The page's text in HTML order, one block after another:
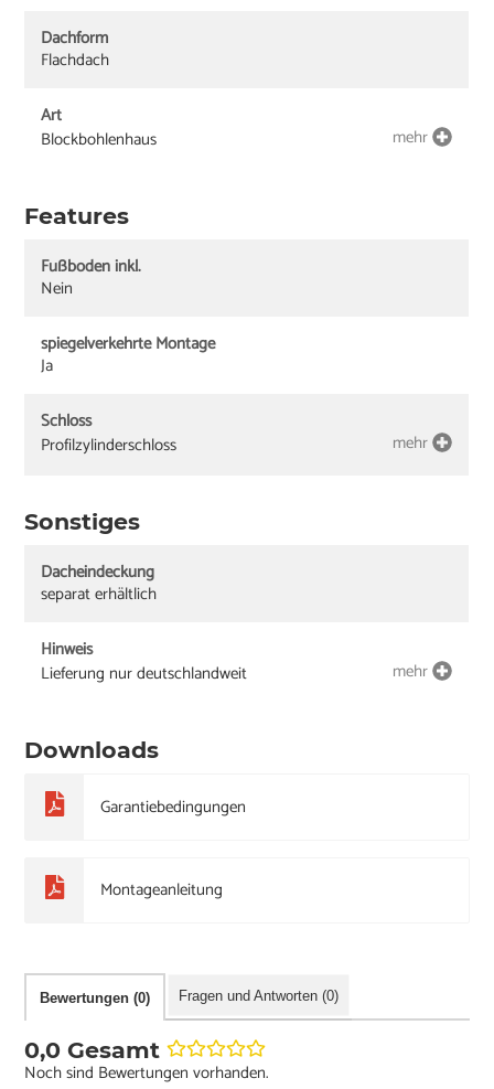
Dachform
Flachdach
Art
Blockbohlenhaus
mehr
Features
Fußboden inkl.
Nein
spiegelverkehrte Montage
Ja
Schloss
Profilzylinderschloss
mehr
Sonstiges
Dacheindeckung
separat erhältlich
Hinweis
Lieferung nur deutschlandweit
mehr
Downloads
Garantiebedingungen
Montageanleitung
Bewertungen (0) Fragen und Antworten (0)
0,0 Gesamt
Noch sind Bewertungen vorhanden.